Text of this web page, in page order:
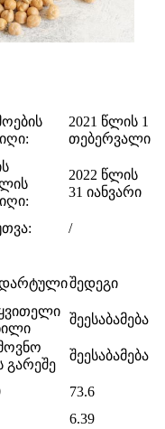
2021 წლის 1
თებერვალი
2022 წლის
31 იანვარი
/
შედეგი
შეესაბამება
გარეშე
შეესაბამება
73.6
6.39